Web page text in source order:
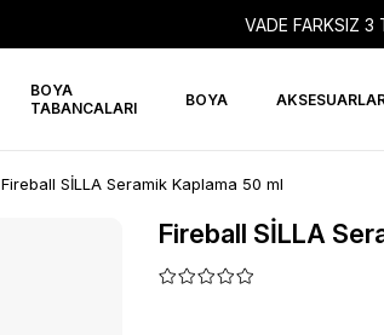
VADE FARKSIZ
BOYA
TABANCALARI
BOYA
Fireball SİLLA Seramik Kaplama 50 ml
Fireball SİLLA